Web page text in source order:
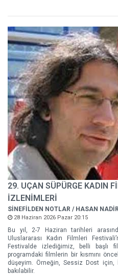
29. UÇAN SÜPÜRGE KADIN
İZLENİMLERİ
SİNEFİLDEN NOTLAR / HASAN
28 Haziran 2026 Pazar 20:15
Bu yıl, 2-7 Haziran tarihleri
Uluslararası Kadın Filmleri
Festivalde izlediğimiz, belli başlı
programdaki filmlerin bir kısmını
düşeyim. Örneğin, Sessiz Dost
bakılabilir.